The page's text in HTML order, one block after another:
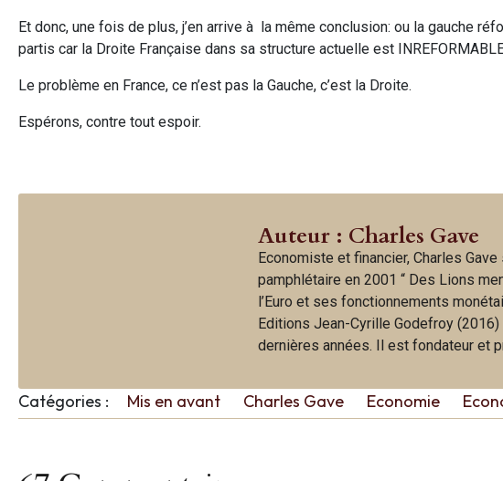
Et donc, une fois de plus, j’en arrive à la même conclusion: ou la gauche
partis car la Droite Française dans sa structure actuelle est
Le problème en France, ce n’est pas la Gauche, c’est la Droite.
Espérons, contre tout espoir.
Auteur : Charles Gave
Economiste et financier, Charles
pamphlétaire en 2001 “ Des Lions
l’Euro et ses fonctionnements
Editions Jean-Cyrille Godefroy
dernières années. Il est fondateur et
Catégories : Mis en avant Charles Gave Economie